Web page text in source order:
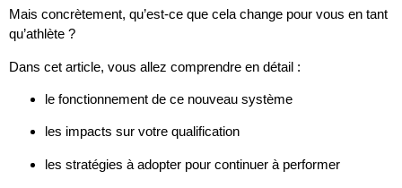
Mais concrètement, qu’est-ce que cela change pour vous en tant
qu’athlète ?
Dans cet article, vous allez comprendre en détail :
le fonctionnement de ce nouveau système
les impacts sur votre qualification
les stratégies à adopter pour continuer à performer